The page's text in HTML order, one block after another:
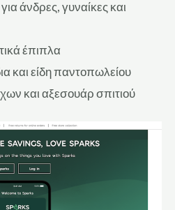
άνδρες, γυναίκες και
έπιπλα
και είδη παντοπωλείου
και αξεσουάρ σπιτιού